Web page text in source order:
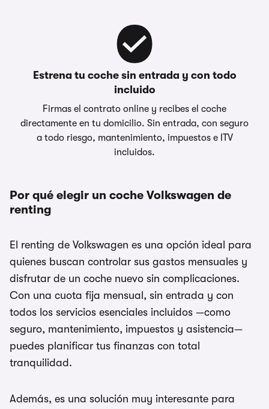
Estrena tu coche sin entrada y con todo
incluido
Firmas el contrato online y recibes el coche
directamente en tu domicilio. Sin entrada, con seguro
a todo riesgo, mantenimiento, impuestos e ITV
incluidos.
Por qué elegir un coche Volkswagen de
renting
El renting de Volkswagen es una opción ideal para
quienes buscan controlar sus gastos mensuales y
disfrutar de un coche nuevo sin complicaciones.
Con una cuota fija mensual, sin entrada y con
todos los servicios esenciales incluidos —como
seguro, mantenimiento, impuestos y asistencia—
puedes planificar tus finanzas con total
tranquilidad.
Además, es una solución muy interesante para